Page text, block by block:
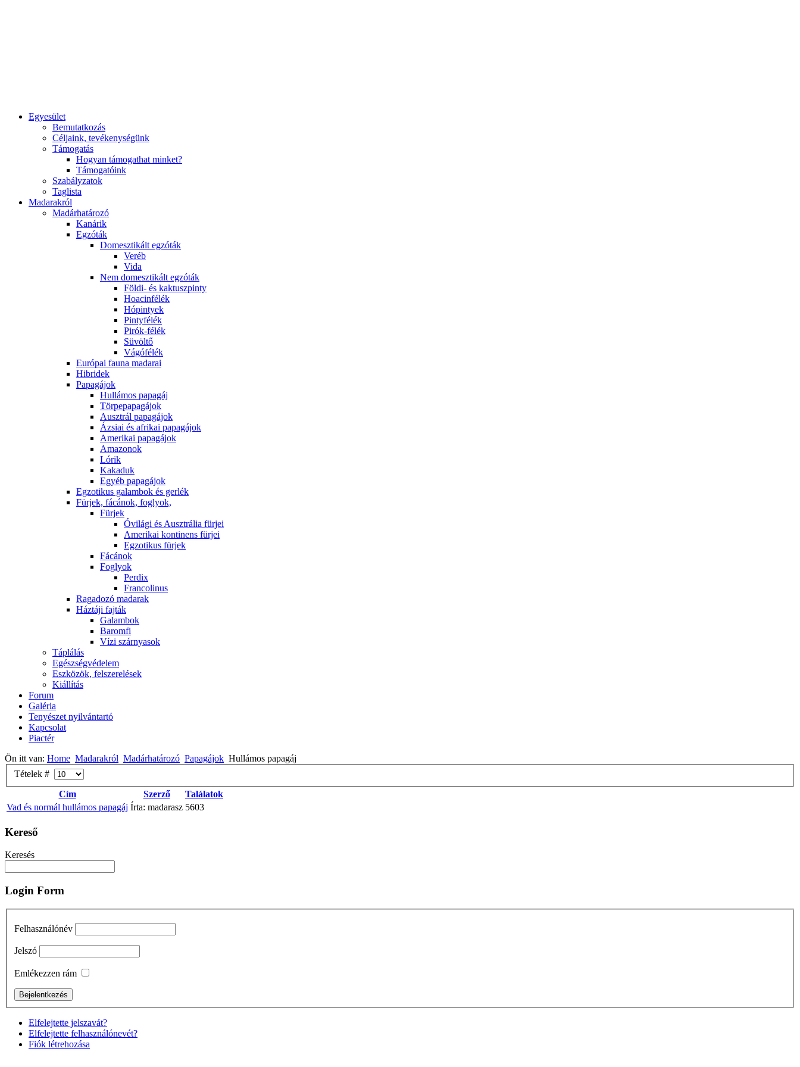
Egyesület
Bemutatkozás
Céljaink, tevékenységünk
Támogatás
Hogyan támogathat minket?
Támogatóink
Szabályzatok
Taglista
Madarakról
Madárhatározó
Kanárik
Egzóták
Domesztikált egzóták
Veréb
Vida
Nem domesztikált egzóták
Földi- és kaktuszpinty
Hoacinfélék
Hópintyek
Pintyfélék
Pirók-félék
Süvöltő
Vágófélék
Európai fauna madarai
Hibridek
Papagájok
Hullámos papagáj
Törpepapagájok
Ausztrál papagájok
Ázsiai és afrikai papagájok
Amerikai papagájok
Amazonok
Lórik
Kakaduk
Egyéb papagájok
Egzotikus galambok és gerlék
Fürjek, fácánok, foglyok,
Fürjek
Óvilági és Ausztrália fürjei
Amerikai kontinens fürjei
Egzotikus fürjek
Fácánok
Foglyok
Perdix
Francolinus
Ragadozó madarak
Háztáji fajták
Galambok
Baromfi
Vízi szárnyasok
Táplálás
Egészségvédelem
Eszközök, felszerelések
Kiállítás
Forum
Galéria
Tenyészet nyilvántartó
Kapcsolat
Piactér
Ön itt van: Home Madarakról Madárhatározó Papagájok Hullámos papagáj
Tételek #
Cím
Szerző
Találatok
Vad és normál hullámos papagáj Írta: madarasz 5603
Kereső
Keresés
Login Form
Felhasználónév
Jelszó
Emlékezzen rám
Elfelejtette jelszavát?
Elfelejtette felhasználónevét?
Fiók létrehozása